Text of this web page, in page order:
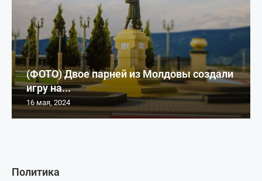
Политика
(ФОТО) Двое парней из Молдовы создали
игру на...
16 мая, 2024